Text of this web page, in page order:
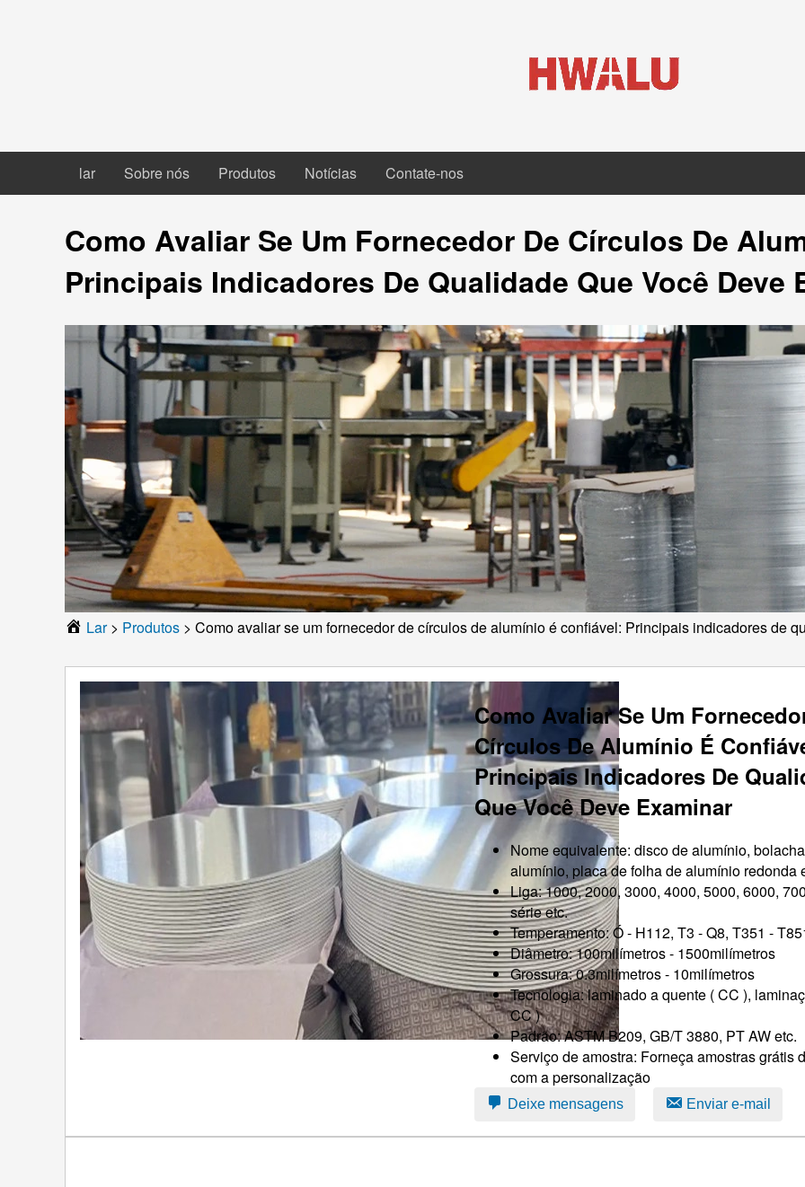
lar Sobre nós Produtos Notícias Contate-nos
Como Avaliar Se Um Fornecedor De Círculos De
Principais Indicadores De Qualidade Que Você Deve
Lar> Produtos > Como avaliar se um fornecedor de círculos de alumínio é confiável: Principais indicadores de
Como Avaliar Se Um
Círculos De Alumínio É
Principais Indicadores De
Que Você Deve Examinar
Nome equivalente: disco de alumínio,
alumínio, placa de folha de alumínio redonda
Liga: 1000, 2000, 3000, 4000, 5000, 6000,
série etc.
Temperamento: Ó - H112, T3 - Q8, T351 -
Diâmetro: 100milímetros - 1500milímetros
Grossura: 0.3milímetros - 10milímetros
Tecnologia: laminado a quente ( CC ),
CC )
Padrão: ASTM B209, GB/T 3880, PT AW etc.
Serviço de amostra: Forneça amostras grátis
com a personalização
Deixe mensagens Enviar e-mail